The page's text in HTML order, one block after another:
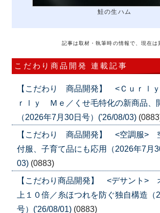
鮭の生ハム
記事は取材・執筆時の情報で、現在は
こだわり商品開発 連載記事
【こだわり 商品開発】 <Ｃｕｒｌ
ｒｌｙ Ｍｅ／くせ毛特化の新商品、
（2026年7月30日号）('26/08/03)
【こだわり 商品開発】 <空調服>
付服、子育て品にも応用（2026年7月
03) (0883)
【こだわり商品開発】 <デサント>
上１０倍／糸ほつれを防ぐ独自構造（
号）('26/08/01) (0883)